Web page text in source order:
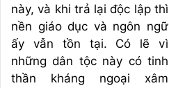
này, và khi trả lại độc lập thì
nền giáo dục và ngôn ngữ
ấy vẫn tồn tại. Có lẽ vì
những dân tộc này có tinh
thần kháng ngoại xâm